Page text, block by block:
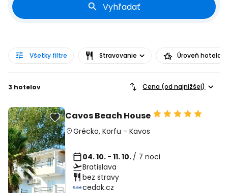
Vyhľadať
Všetky filtre Stravovanie Úroveň hotela
3 hotelov Cena (od najnižšej)
Cavos Beach House
Grécko, Korfu - Kavos
04. 10. - 11. 10. / 7 noci
Bratislava
bez stravy
cedok.cz
Pokračovať s e-mailom